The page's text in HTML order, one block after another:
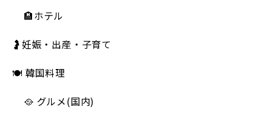
🏨ホテル
🤰妊娠・出産・子育て
🍽 韓国料理
🥘 グルメ(国内)